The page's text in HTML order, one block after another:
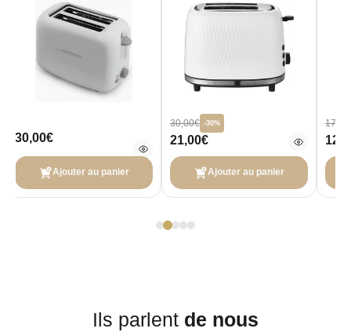
30,00€
Ajouter au panier
30,00€ -30%
21,00€
Ajouter au panier
Ils parlent de nous